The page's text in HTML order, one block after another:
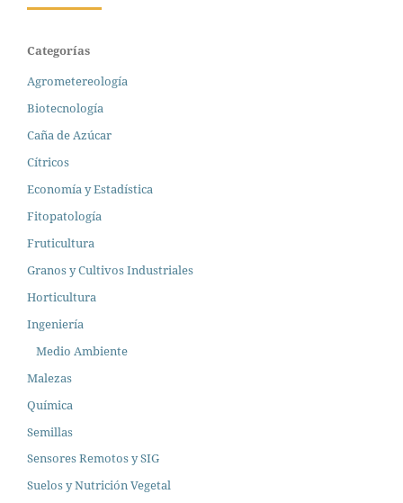
Categorías
Agrometereología
Biotecnología
Caña de Azúcar
Cítricos
Economía y Estadística
Fitopatología
Fruticultura
Granos y Cultivos Industriales
Horticultura
Ingeniería
Medio Ambiente
Malezas
Química
Semillas
Sensores Remotos y SIG
Suelos y Nutrición Vegetal